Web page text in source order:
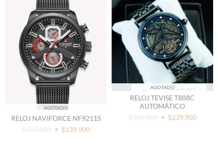
AGOTADO
RELOJ NAVIFORCE NF9211S
$250.000
$139.900
AGOTADO
RELOJ TEVISE T888C
AUTOMÁTICO
$287.900
$239.900